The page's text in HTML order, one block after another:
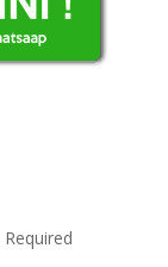
Required